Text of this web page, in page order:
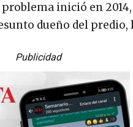
inició en
dueño del
Publicidad